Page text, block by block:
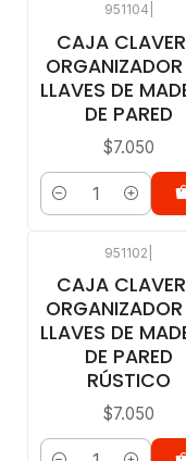
951104
CAJA
ORGANIZADOR
LLAVES DE
DE PARED
$7.050
Cantidad
951102
CAJA
ORGANIZADOR
LLAVES DE
DE PARED
RÚSTICO
$7.050